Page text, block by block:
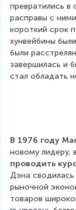
превратились в
расправы с
короткий срок
хунвейбины
были
завершилась и
стал обладать
В 1976 году
новому лидеру,
проводить
Дэна сводилась
рыночной
товаров